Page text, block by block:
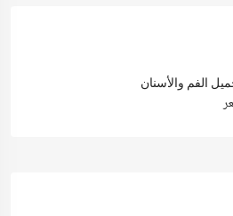
الفم والأسنان